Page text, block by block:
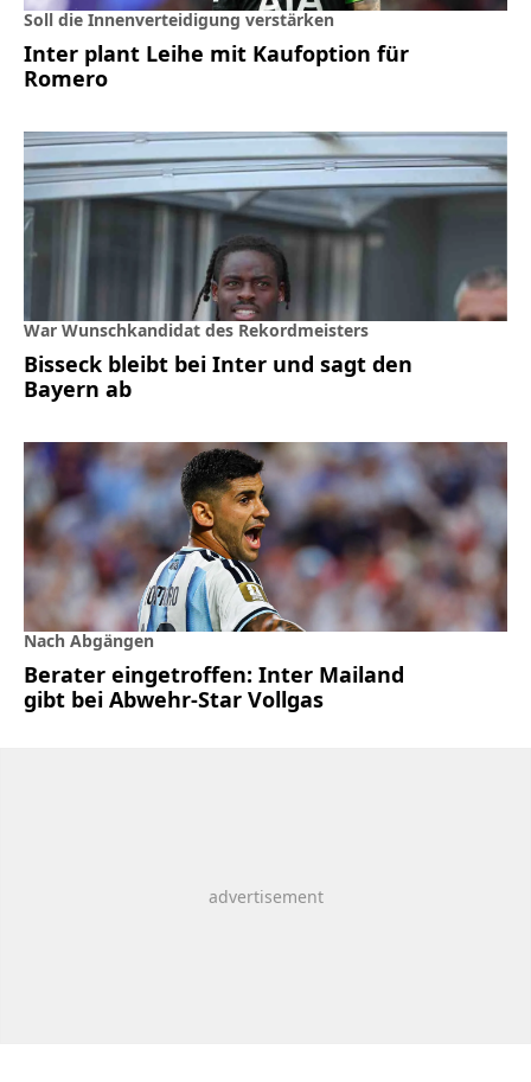
Soll die Innenverteidigung verstärken
Inter plant Leihe mit Kaufoption für
Romero
War Wunschkandidat des Rekordmeisters
Bisseck bleibt bei Inter und sagt den
Bayern ab
Nach Abgängen
Berater eingetroffen: Inter Mailand
gibt bei Abwehr-Star Vollgas